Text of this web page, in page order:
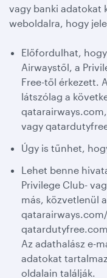
vagy banki adatokat
weboldalra, hogy
Előfordulhat,
Airwaystől, a
Free-től érkezett.
látszólag a
vagy
Úgy is tűnhet,
Lehet benne
Privilege Club-
más, közvetlenül
Az adathalász e-
adatokat
oldalain találják.